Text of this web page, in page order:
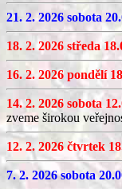
21. 2. 2026 sobota
18. 2. 2026 středa
16. 2. 2026 pondělí
14. 2. 2026 sobota
zveme širokou
12. 2. 2026 čtvrtek
7. 2. 2026 sobota